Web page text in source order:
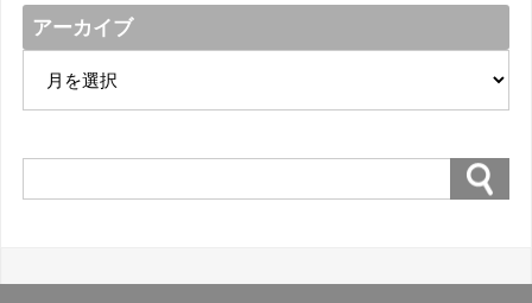
アーカイブ
カ
ブ